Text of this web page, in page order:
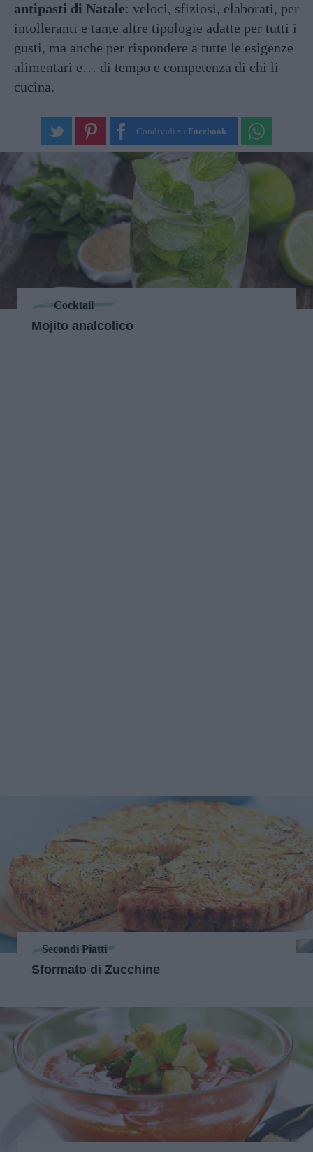
Condividi su Facebook
antipasti di Natale: veloci, sfiziosi, elaborati, per
intolleranti e tante altre tipologie adatte per tutti i
gusti, ma anche per rispondere a tutte le esigenze
alimentari e… di tempo e competenza di chi li
cucina.
Cocktail
Mojito analcolico
Secondi Piatti
Sformato di Zucchine